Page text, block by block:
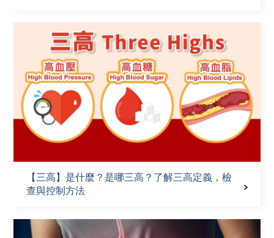
【三高】是什麼？是哪三高？了解三高定義，檢
查與控制方法